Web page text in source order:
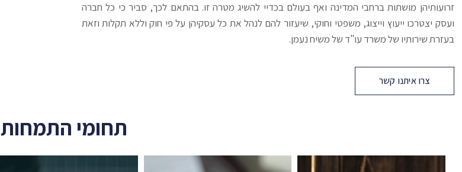
זרועותיהן מושתות ברחבי המדינה ואף בעולם בכדיי להשיג מטרה זו. בהתאם לכך, סביר כי כל חברה
ועסק יצטרכו ייעוץ וייצוג, משפטי וחוקי, שיעזור להם לנהל את כל עסקיהן על פי חוק וללא תקלות וזאת
בעזרת שירותיו של משרד עו"ד של משיח נעמן.
צרו איתנו קשר
תחומי התמחות